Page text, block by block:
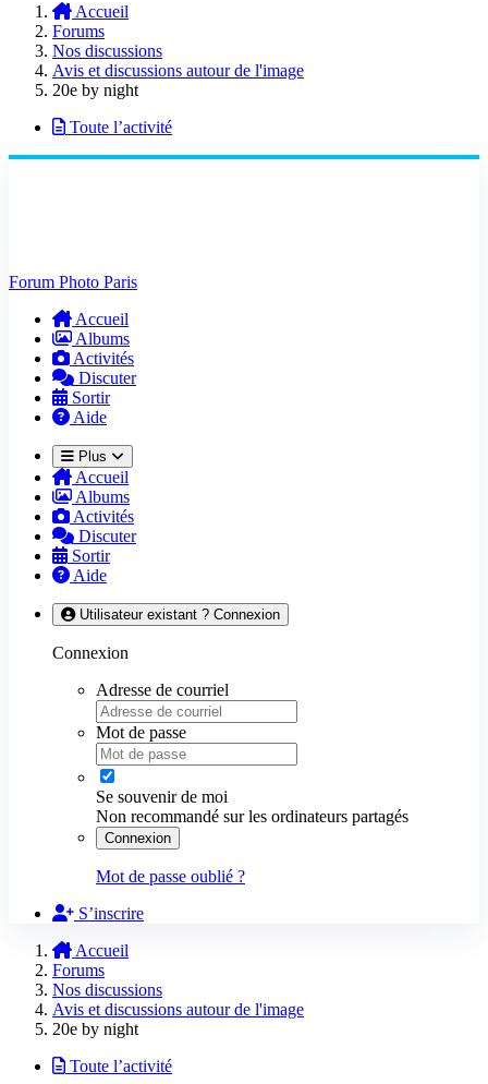
Accueil
Forums
Nos discussions
Avis et discussions autour de l'image
20e by night
Toute l’activité
Forum Photo Paris
Accueil
Albums
Activités
Discuter
Sortir
Aide
Plus
Accueil
Albums
Activités
Discuter
Sortir
Aide
Utilisateur existant ? Connexion
Connexion
Adresse de courriel
Mot de passe
Se souvenir de moi
Non recommandé sur les ordinateurs partagés
Connexion
Mot de passe oublié ?
S’inscrire
Accueil
Forums
Nos discussions
Avis et discussions autour de l'image
20e by night
Toute l’activité